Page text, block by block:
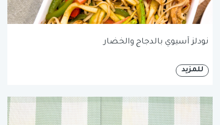
نودلز آسيوي بالدجاج والخضار
للمزيد